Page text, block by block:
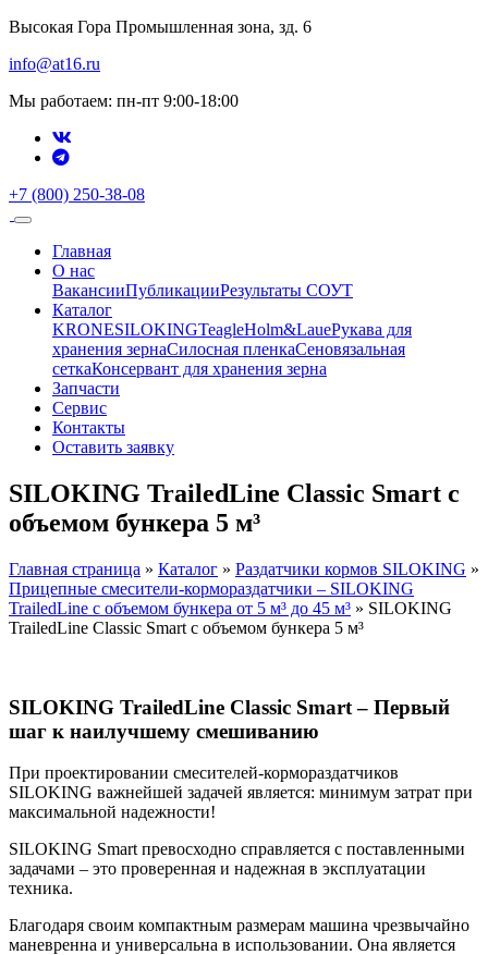
Высокая Гора Промышленная зона, зд. 6
info@at16.ru
Мы работаем: пн-пт 9:00-18:00
+7 (800) 250-38-08
Главная
О нас
ВакансииПубликацииРезультаты СОУТ
Каталог
KRONESILOKINGTeagleHolm&LaueРукава для
хранения зернаСилосная пленкаСеновязальная
сеткаКонсервант для хранения зерна
Запчасти
Сервис
Контакты
Оставить заявку
SILOKING TrailedLine Classic Smart с
объемом бункера 5 м³
Главная страница » Каталог » Раздатчики кормов SILOKING »
Прицепные смесители-кормораздатчики – SILOKING
TrailedLine с объемом бункера от 5 м³ до 45 м³ » SILOKING
TrailedLine Classic Smart с объемом бункера 5 м³
SILOKING TrailedLine Classic Smart – Первый
шаг к наилучшему смешиванию
При проектировании смесителей-кормораздатчиков
SILOKING важнейшей задачей является: минимум затрат при
максимальной надежности!
SILOKING Smart превосходно справляется с поставленными
задачами – это проверенная и надежная в эксплуатации
техника.
Благодаря своим компактным размерам машина чрезвычайно
маневренна и универсальна в использовании. Она является